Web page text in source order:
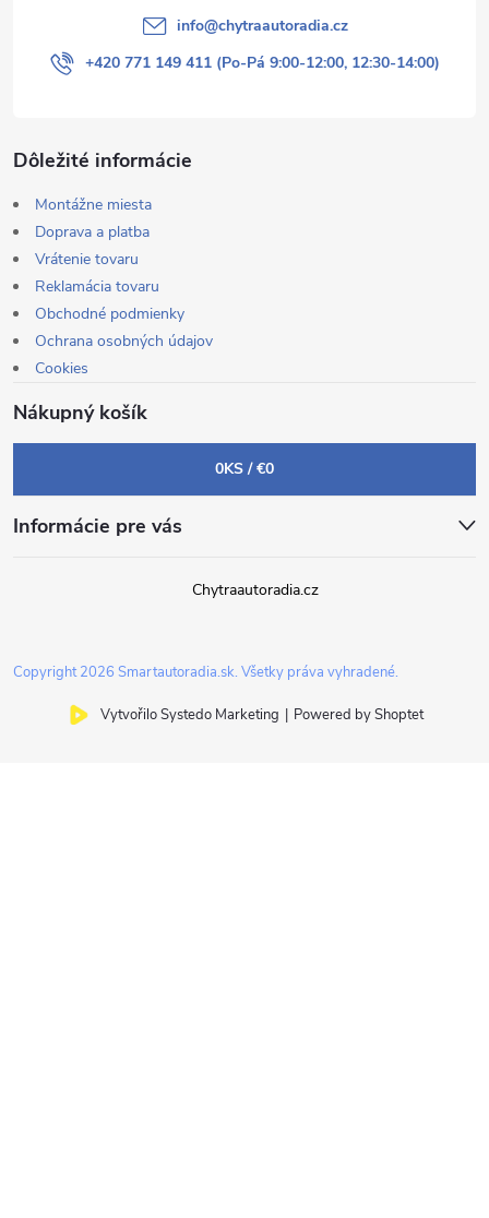
info@chytraautoradia.cz
+420 771 149 411 (Po-Pá 9:00-12:00, 12:30-14:00)
Dôležité informácie
Montážne miesta
Doprava a platba
Vrátenie tovaru
Reklamácia tovaru
Obchodné podmienky
Ochrana osobných údajov
Cookies
Nákupný košík
0KS /€0
Informácie pre vás
Chytraautoradia.cz
Vytvořilo Systedo Marketing | Powered by Shoptet
Copyright 2026 Smartautoradia.sk. Všetky práva vyhradené.